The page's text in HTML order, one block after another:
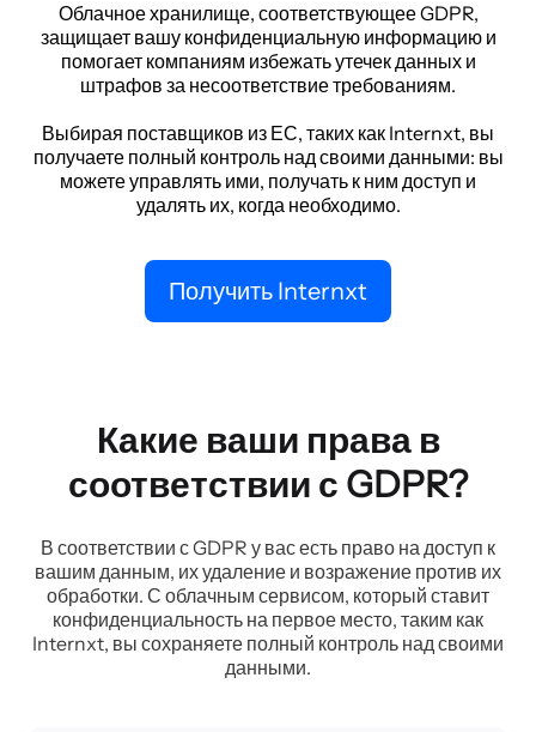
Облачное хранилище, соответствующее GDPR,
защищает вашу конфиденциальную информацию и
помогает компаниям избежать утечек данных и
штрафов за несоответствие требованиям.
Выбирая поставщиков из ЕС, таких как Internxt, вы
получаете полный контроль над своими данными: вы
можете управлять ими, получать к ним доступ и
удалять их, когда необходимо.
Получить Internxt
Какие ваши права в
соответствии с GDPR?
В соответствии с GDPR у вас есть право на доступ к
вашим данным, их удаление и возражение против их
обработки. С облачным сервисом, который ставит
конфиденциальность на первое место, таким как
Internxt, вы сохраняете полный контроль над своими
данными.